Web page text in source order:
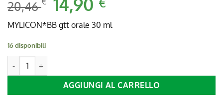
20,46 prezzo
originale
14,90
attuale
MYLICON*BB gtt orale 30 ml
16 disponibili
MYLICON*BB gtt orale 30 ml quantità
AGGIUNGI AL CARRELLO